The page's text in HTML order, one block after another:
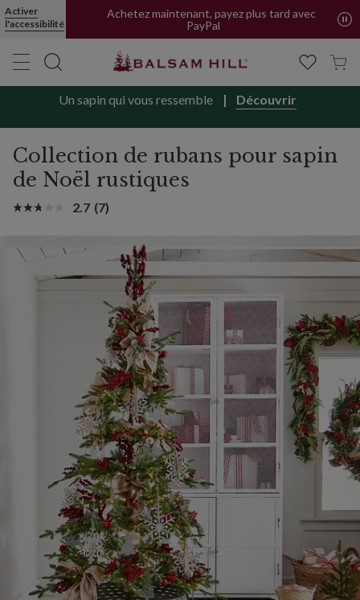
Activer
l'accessibilité
Achetez maintenant, payez plus tard avec
PayPal
Un sapin qui vous ressemble Découvrir
Collection de rubans pour sapin
de Noël rustiques
2.7 (7)
Collection de rubans pour sapin de Noël Charme rustique |